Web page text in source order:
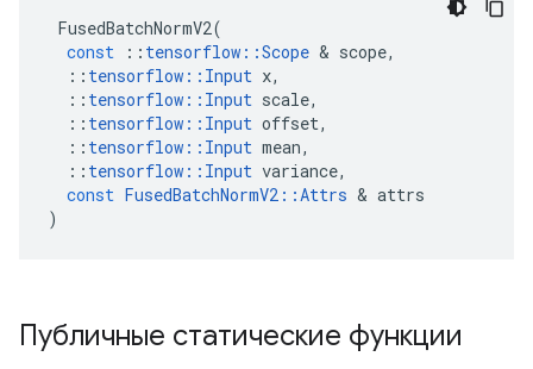
FusedBatchNormV2(
const
:: tensorflow ::Scope & scope,
:: tensorflow :: Input x,
:: tensorflow :: Input scale,
:: tensorflow :: Input offset,
:: tensorflow :: Input mean,
:: tensorflow :: Input variance,
const FusedBatchNormV2 ::Attrs & attrs
)
Публичные статические функции